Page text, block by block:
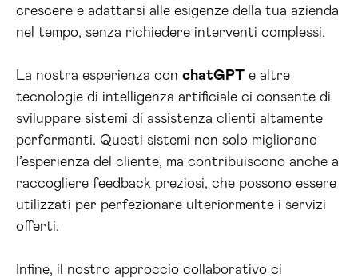
crescere e adattarsi alle esigenze della tua azienda
nel tempo, senza richiedere interventi complessi.
La nostra esperienza con chatGPT e altre
tecnologie di intelligenza artificiale ci consente di
sviluppare sistemi di assistenza clienti altamente
performanti. Questi sistemi non solo migliorano
l’esperienza del cliente, ma contribuiscono anche a
raccogliere feedback preziosi, che possono essere
utilizzati per perfezionare ulteriormente i servizi
offerti.
Infine, il nostro approccio collaborativo ci